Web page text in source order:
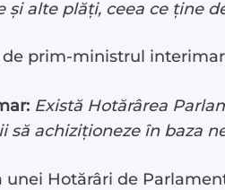
și alte plăți, ceea ce ține
prim-ministrul
Există Hotărârea
achiziționeze în baza
unei Hotărâri de